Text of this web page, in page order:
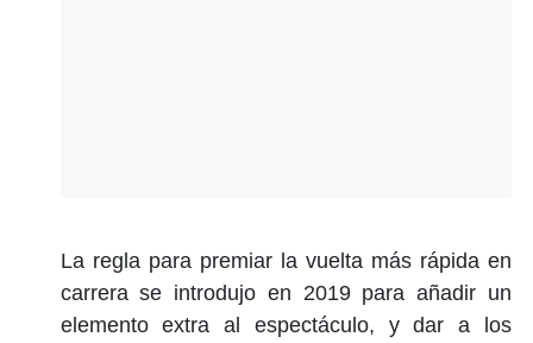
La regla para premiar la vuelta más rápida en
carrera se introdujo en 2019 para añadir un
elemento extra al espectáculo, y dar a los